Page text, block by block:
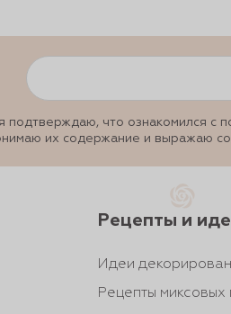
подтверждаю, что ознакомился с
их содержание и выражаю
Рецепты и
Идеи
Рецепты миксовых